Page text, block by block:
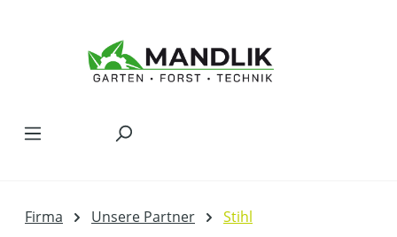
Firma Unsere Partner Stihl